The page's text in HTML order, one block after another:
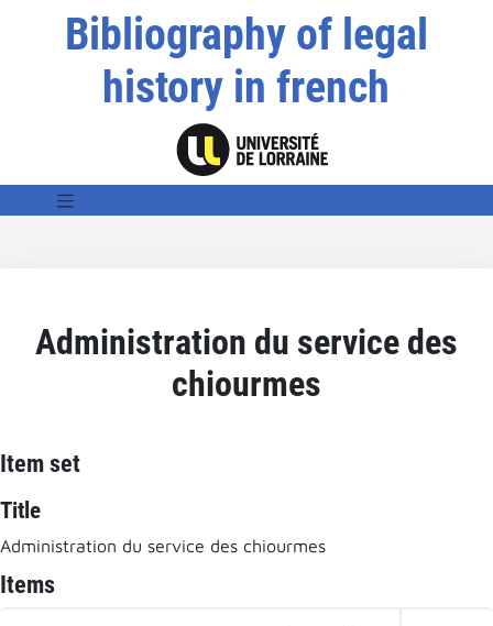
Bibliography of legal
history in french
Administration du service des
chiourmes
Item set
Title
Administration du service des chiourmes
Items